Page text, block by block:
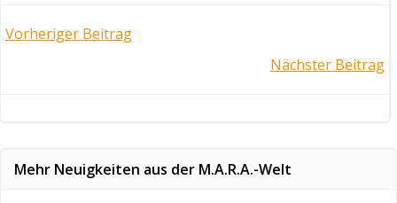
Post
Vorheriger Beitrag
Nächster Beitrag
Mehr Neuigkeiten aus der M.A.R.A.-Welt